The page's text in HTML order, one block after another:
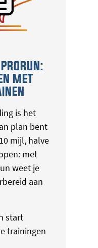
MET
is het
plan bent
mijl, halve
met
weet je
aan
start
trainingen